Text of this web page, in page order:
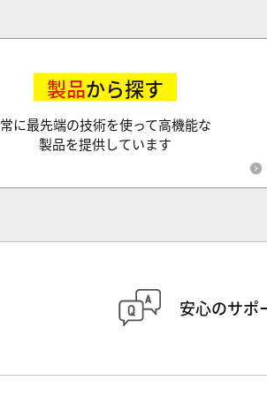
製品から探す
常に最先端の技術を使って高機能な
製品を提供しています
安心のサポ